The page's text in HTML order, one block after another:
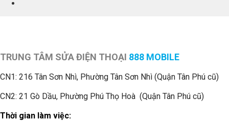
TRUNG TÂM SỬA ĐIỆN THOẠI 888 MOBILE
CN1: 216 Tân Sơn Nhì, Phường Tân Sơn Nhì (Quận Tân Phú cũ)
CN2: 21 Gò Dầu, Phường Phú Thọ Hoà (Quận Tân Phú cũ)
Thời gian làm việc: